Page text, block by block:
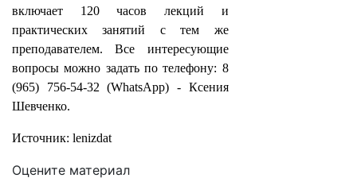
включает 120 часов лекций и
практических занятий с тем же
преподавателем. Все интересующие
вопросы можно задать по телефону: 8
(965) 756-54-32 (WhatsApp) - Ксения
Шевченко.
Источник: lenizdat
Оцените материал